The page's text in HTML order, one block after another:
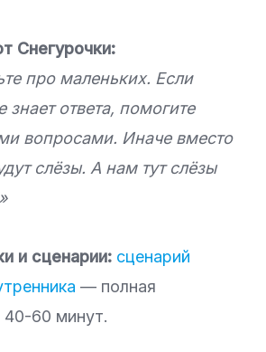
Снегурочки:
про маленьких. Если
знает ответа, помогите
вопросами. Иначе вместо
слёзы. А нам тут слёзы
и сценарии: сценарий
— полная
40-60 минут.